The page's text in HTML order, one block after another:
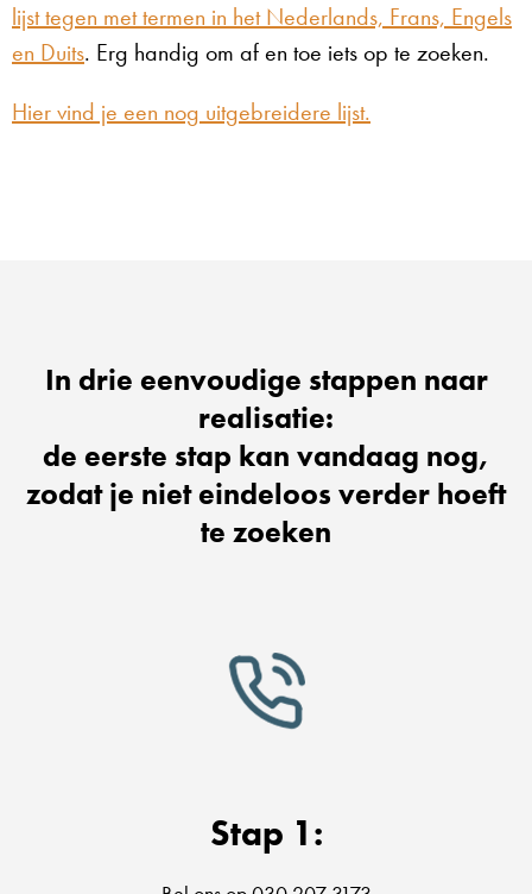
lijst tegen met termen in het Nederlands, Frans, Engels
en Duits. Erg handig om af en toe iets op te zoeken.
Hier vind je een nog uitgebreidere lijst.
In drie eenvoudige stappen naar
realisatie:
de eerste stap kan vandaag nog,
zodat je niet eindeloos verder hoeft
te zoeken
Stap 1: